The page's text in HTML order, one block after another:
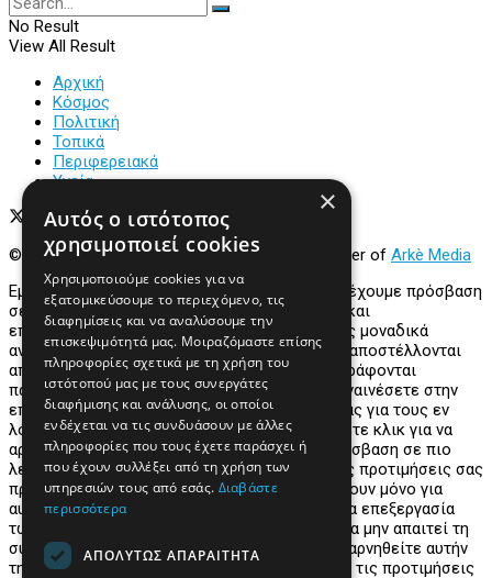
No Result
View All Result
Αρχική
Κόσμος
Πολιτική
Τοπικά
Περιφερειακά
Υγεία
© 2022PrevezapostInspired byArkè Adv Partner of Arkè Media
Εμείς και οι συνεργάτες μας αποθηκεύουμε ή έχουμε πρόσβαση
σε πληροφορίες σε συσκευές, όπως cookies και
επεξεργαζόμαστε προσωπικά δεδομένα, όπως μοναδικά
αναγνωριστικά και τυπικές πληροφορίες που αποστέλλονται
από μια συσκευή για τους σκοπούς που περιγράφονται
παρακάτω. Μπορείτε να κάνετε κλικ για να συναινέσετε στην
επεξεργασία από εμάς και τους συνεργάτες μας για τους εν
λόγω σκοπούς. Εναλλακτικά, μπορείτε να κάνετε κλικ για να
αρνηθείτε να συναινέστε ή να αποκτήσετε πρόσβαση σε πιο
λεπτομερείς πληροφορίες και να αλλάξετε τις προτιμήσεις σας
πριν συναινέσετε. Οι προτιμήσεις σας θα ισχύουν μόνο για
αυτόν τον ιστότοπο. Λάβετε υπόψη ότι κάποια επεξεργασία
των προσωπικών σας δεδομένων ενδέχεται να μην απαιτεί τη
συγκατάθεσή σας, αλλά έχετε το δικαίωμα να αρνηθείτε αυτήν
την επεξεργασία. Μπορείτε πάντα να αλλάξετε τις προτιμήσεις
×
Αυτός ο ιστότοπος
χρησιμοποιεί cookies
Χρησιμοποιούμε cookies για να
εξατομικεύσουμε το περιεχόμενο, τις
διαφημίσεις και να αναλύσουμε την
επισκεψιμότητά μας. Μοιραζόμαστε επίσης
πληροφορίες σχετικά με τη χρήση του
ιστότοπού μας με τους συνεργάτες
διαφήμισης και ανάλυσης, οι οποίοι
ενδέχεται να τις συνδυάσουν με άλλες
πληροφορίες που τους έχετε παράσχει ή
που έχουν συλλέξει από τη χρήση των
υπηρεσιών τους από εσάς. Διαβάστε
περισσότερα
ΑΠΟΛΎΤΩΣ ΑΠΑΡΑΊΤΗΤΑ